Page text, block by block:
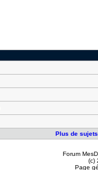
Plus de
Forum
(c)
Page